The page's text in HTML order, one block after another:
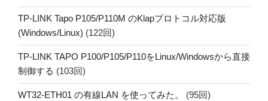
TP-LINK Tapo P105/P110M のKlapプロトコル対応版
(Windows/Linux) (122回)
TP-LINK TAPO P100/P105/P110をLinux/Windowsから直接
制御する (103回)
WT32-ETH01 の有線LAN を使ってみた。 (95回)